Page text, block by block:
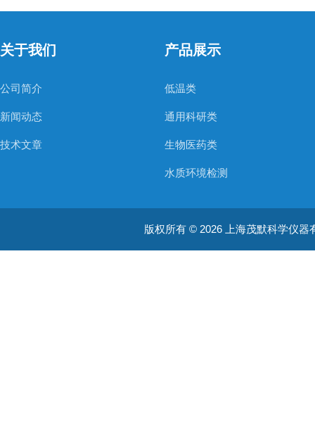
关于我们
公司简介
新闻动态
技术文章
产品展示
低温类
通用科研类
生物医药类
水质环境检测
大型分析设备
版权所有 © 2026 上海茂默科学仪